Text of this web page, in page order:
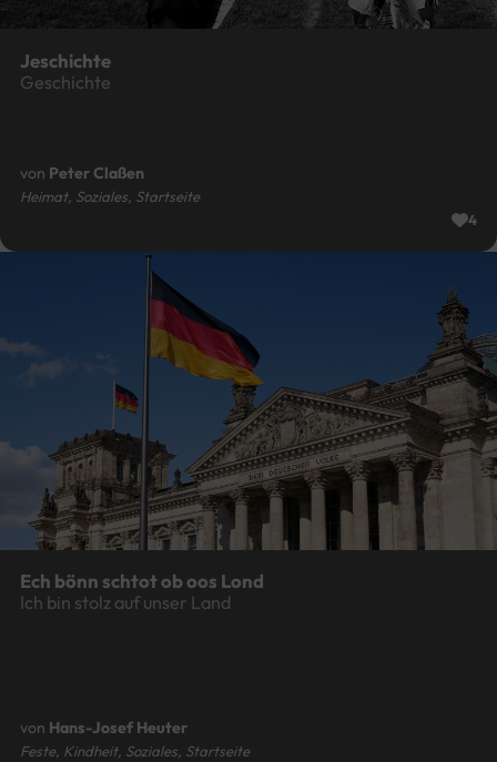
Jeschichte
Geschichte
von Peter Claßen
Heimat, Soziales, Startseite
4
Ech bönn schtot ob oos Lond
Ich bin stolz auf unser Land
von Hans-Josef Heuter
Feste, Kindheit, Soziales, Startseite